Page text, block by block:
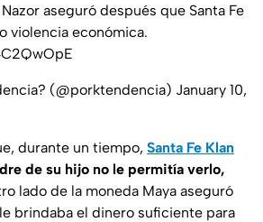
aseguró después que Santa Fe
violencia económica.
(@porktendencia) January 10,
durante un tiempo, Santa Fe Klan
de su hijo no le permitía verlo,
lado de la moneda Maya aseguró
brindaba el dinero suficiente para